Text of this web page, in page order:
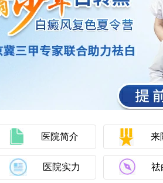
医院简介 来
医院实力 祛